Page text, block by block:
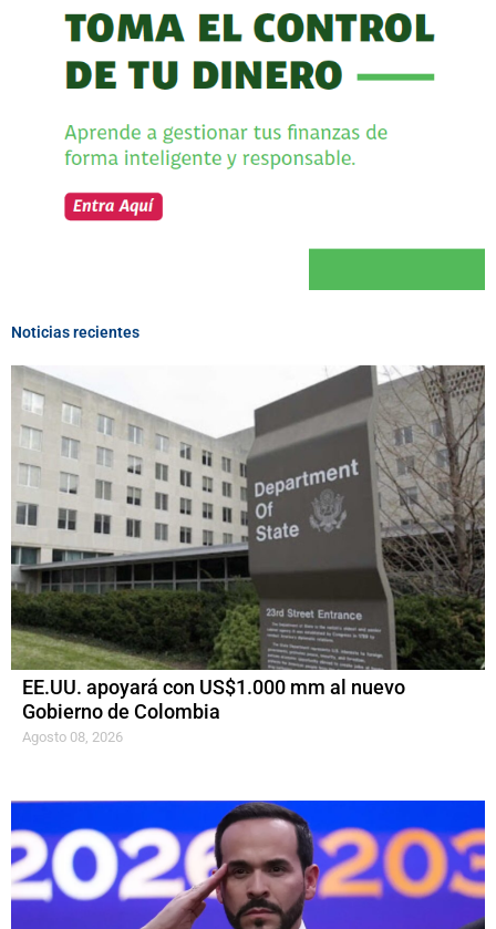
Noticias recientes
EE.UU. apoyará con US$1.000 mm al nuevo
Gobierno de Colombia
Agosto 08, 2026